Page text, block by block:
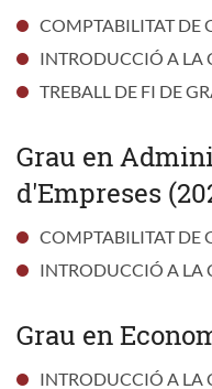
COMPTABILITAT DE
INTRODUCCIÓ A LA
TREBALL DE FI DE
Grau en
d'Empreses
COMPTABILITAT DE
INTRODUCCIÓ A LA
Grau en
INTRODUCCIÓ A LA